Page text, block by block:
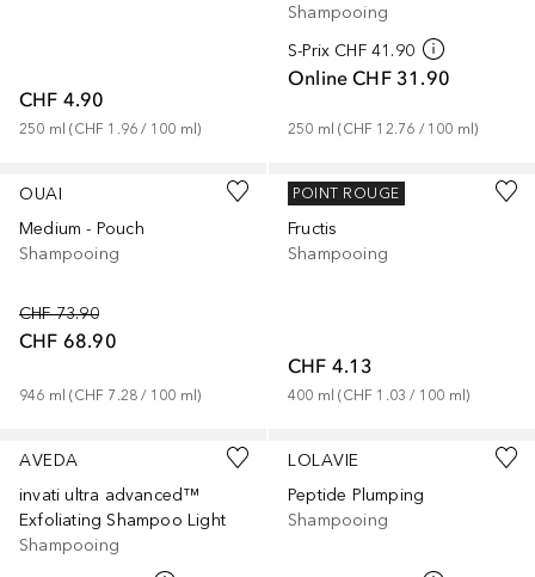
CHF 4.90
250 ml (CHF 1.96 / 100 ml)
Shampooing
S-Prix CHF 41.90
Online CHF 31.90
250 ml (CHF 12.76 / 100 ml)
OUAI
Medium - Pouch
Shampooing
CHF 73.90
CHF 68.90
946 ml (CHF 7.28 / 100 ml)
GARNIER
Fructis
Shampooing
CHF 4.13
400 ml (CHF 1.03 / 100 ml)
POINT ROUGE
AVEDA
invati ultra advanced™
Exfoliating Shampoo Light
Shampooing
LOLAVIE
Peptide Plumping
Shampooing